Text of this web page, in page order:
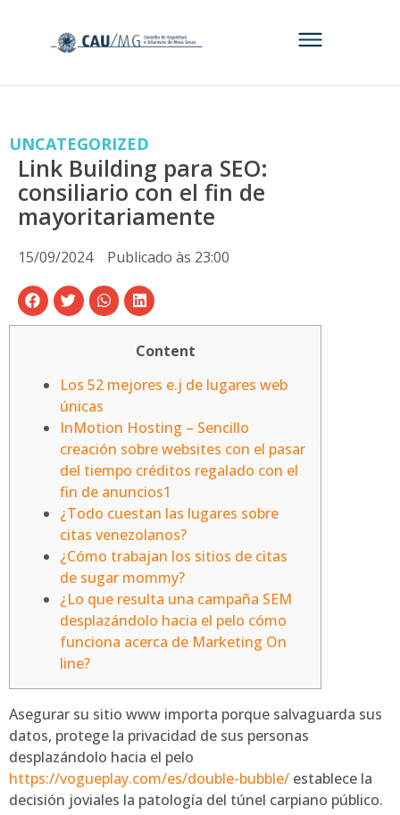
UNCATEGORIZED
Link Building para SEO:
consiliario con el fin de
mayoritariamente
15/09/2024 Publicado às 23:00
Content
Los 52 mejores e.j de lugares web
únicas
InMotion Hosting – Sencillo
creación sobre websites con el pasar
del tiempo créditos regalado con el
fin de anuncios1
¿Todo cuestan las lugares sobre
citas venezolanos?
¿Cómo trabajan los sitios de citas
de sugar mommy?
¿Lo que resulta una campaña SEM
desplazándolo hacia el pelo cómo
funciona acerca de Marketing On
line?
Asegurar su sitio www importa porque salvaguarda sus
datos, protege la privacidad de sus personas
desplazándolo hacia el pelo
https://vogueplay.com/es/double-bubble/ establece la
decisión joviales la patologí­a del túnel carpiano público.